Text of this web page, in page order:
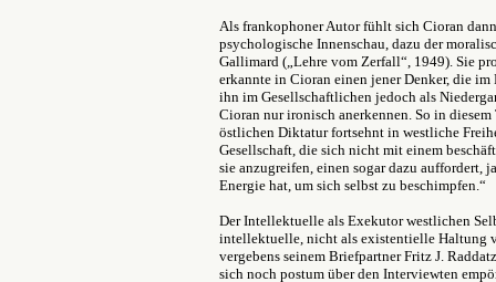
Als frankophoner Autor fühlt sich Cioran
psychologische Innenschau, dazu der
Gallimard („Lehre vom Zerfall“, 1949). Sie
erkannte in Cioran einen jener Denker, die
ihn im Gesellschaftlichen jedoch als
Cioran nur ironisch anerkennen. So in
östlichen Diktatur fortsehnt in westliche
Gesellschaft, die sich nicht mit einem
sie anzugreifen, einen sogar dazu
Energie hat, um sich selbst zu beschimpfen.“
Der Intellektuelle als Exekutor westlichen
intellektuelle, nicht als existentielle Haltung
vergebens seinem Briefpartner Fritz J.
sich noch postum über den Interviewten